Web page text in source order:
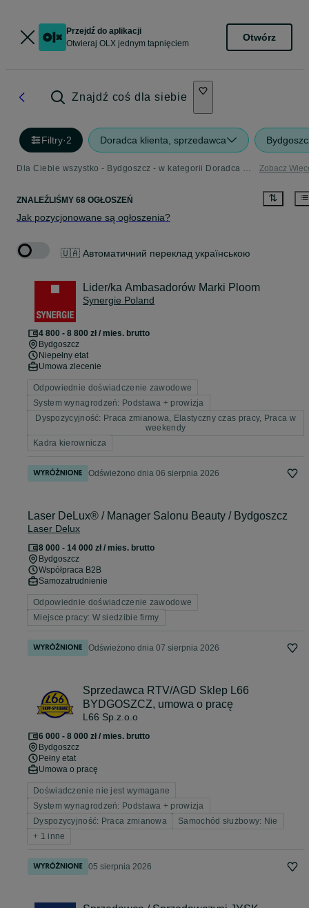
Przejdź do aplikacji
Otwieraj OLX jednym tapnięciem
Otwórz
Znajdź coś dla siebie
Filtry·2 Doradca klienta, sprzedawca
Dla Ciebie wszystko - Bydgoszcz - w kategorii Doradca klienta, sprzedawca Zobacz
ZNALEŹLIŚMY 68 OGŁOSZEŃ
Jak pozycjonowane są ogłoszenia?
🇺🇦 Автоматичний переклад українською
Lider/ka Ambasadorów Marki Ploom
Synergie Poland
4 800 - 8 800 zł / mies. brutto
Bydgoszcz
Niepełny etat
Umowa zlecenie
Odpowiednie doświadczenie zawodowe
System wynagrodzeń: Podstawa + prowizja
Dyspozycyjność: Praca zmianowa, Elastyczny czas pracy, Praca w
weekendy
Kadra kierownicza
Odświeżono dnia 06 sierpnia 2026
Laser DeLux® / Manager Salonu Beauty / Bydgoszcz
Laser Delux
8 000 - 14 000 zł / mies. brutto
Bydgoszcz
Współpraca B2B
Samozatrudnienie
Odpowiednie doświadczenie zawodowe
Miejsce pracy: W siedzibie firmy
Odświeżono dnia 07 sierpnia 2026
Sprzedawca RTV/AGD Sklep L66
BYDGOSZCZ, umowa o pracę
L66 Sp.z.o.o
6 000 - 8 000 zł / mies. brutto
Bydgoszcz
Pełny etat
Umowa o pracę
Doświadczenie nie jest wymagane
System wynagrodzeń: Podstawa + prowizja
Dyspozycyjność: Praca zmianowa
Samochód służbowy: Nie
+ 1 inne
05 sierpnia 2026